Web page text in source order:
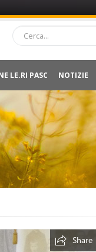
LE.RI PASC NOTIZIE